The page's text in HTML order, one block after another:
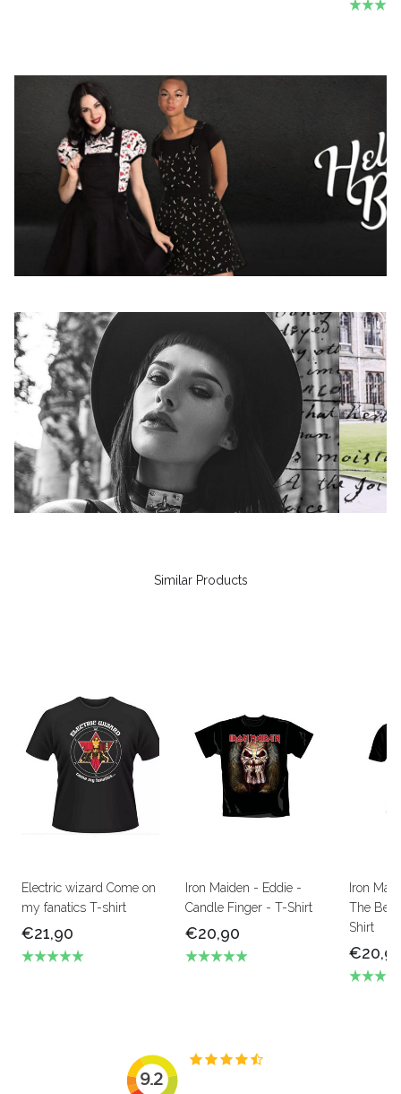
Similar Products
Electric wizard Come on
my fanatics T-shirt
€21,90
Iron Maiden - Eddie -
Candle Finger - T-Shirt
€20,90
Iron
The
Shirt